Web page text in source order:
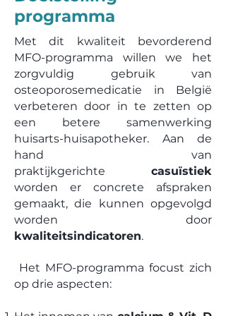
programma
Met dit kwaliteit bevorderend
MFO-programma willen we het
zorgvuldig gebruik van
osteoporosemedicatie in België
verbeteren door in te zetten op
een betere samenwerking
huisarts-huisapotheker. Aan de
hand van
praktijkgerichte casuïstiek
worden er concrete afspraken
gemaakt, die kunnen opgevolgd
worden door
kwaliteitsindicatoren.
Het MFO-programma focust zich
op drie aspecten: